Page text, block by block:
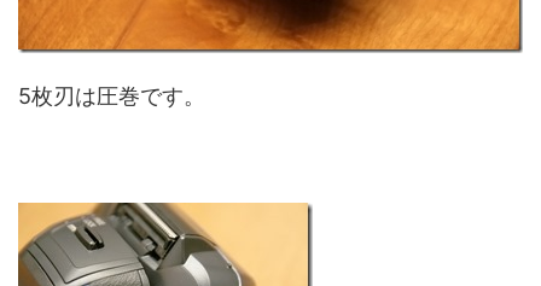
5枚刃は圧巻です。